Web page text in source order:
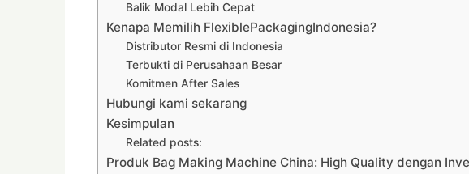
Balik Modal Lebih Cepat
Kenapa Memilih FlexiblePackagingIndonesia?
Distributor Resmi di Indonesia
Terbukti di Perusahaan Besar
Komitmen After Sales
Hubungi kami sekarang
Kesimpulan
Related posts:
Produk Bag Making Machine China: High Quality dengan